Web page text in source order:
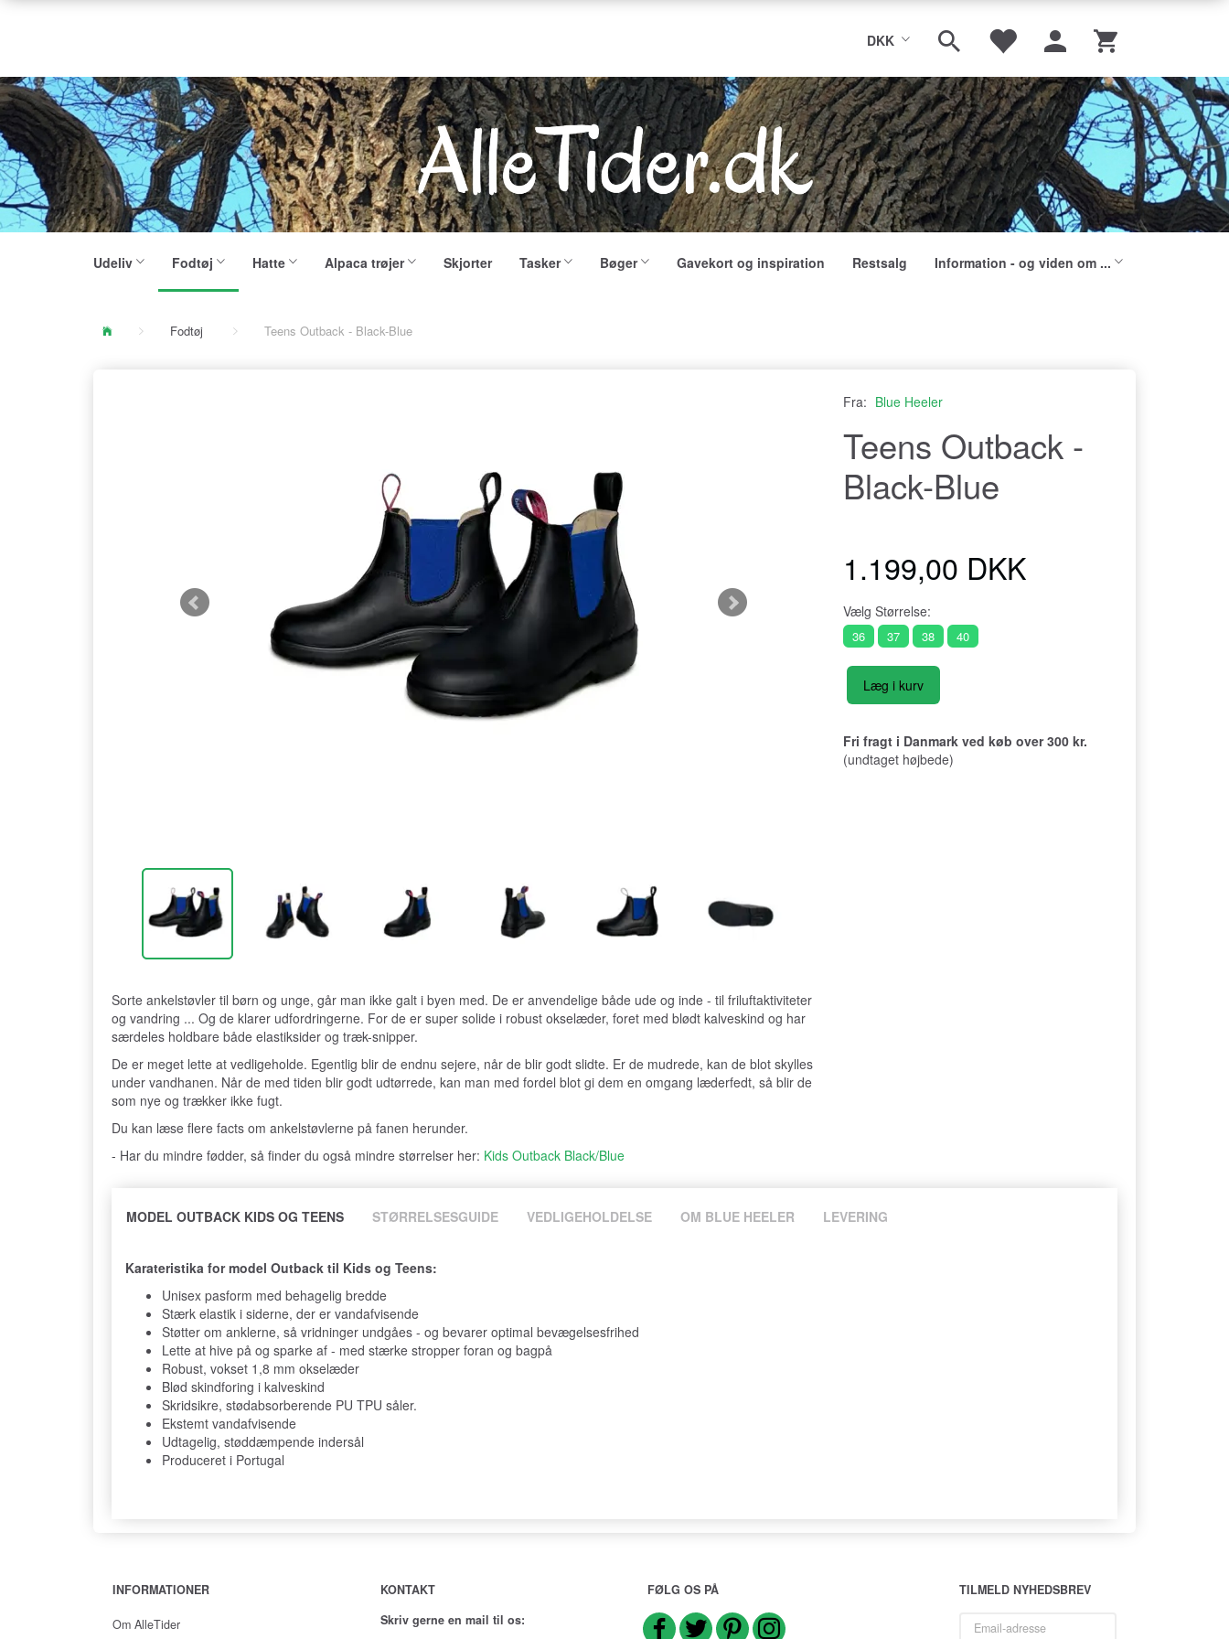
DKK
Udeliv Fodtøj Hatte Alpaca trøjer Skjorter Tasker Bøger Gavekort og inspiration Restsalg Information - og viden om ...
Fodtøj Teens Outback - Black-Blue
Sorte ankelstøvler til børn og unge, går man ikke galt i byen med. De er anvendelige både ude og inde - til friluftaktiviteter
og vandring ... Og de klarer udfordringerne. For de er super solide i robust okselæder, foret med blødt kalveskind og har
særdeles holdbare både elastiksider og træk-snipper.
De er meget lette at vedligeholde. Egentlig blir de endnu sejere, når de blir godt slidte. Er de mudrede, kan de blot skylles
under vandhanen. Når de med tiden blir godt udtørrede, kan man med fordel blot gi dem en omgang læderfedt, så blir de
som nye og trækker ikke fugt.
Du kan læse flere facts om ankelstøvlerne på fanen herunder.
- Har du mindre fødder, så finder du også mindre størrelser her: Kids Outback Black/Blue
Fra: Blue Heeler
Teens Outback -
Black-Blue
1.199,00 DKK
Vælg Størrelse:
36 37 38 40
Læg i kurv
Fri fragt i Danmark ved køb over 300 kr.
(undtaget højbede)
MODEL OUTBACK KIDS OG TEENS STØRRELSESGUIDE VEDLIGEHOLDELSE OM BLUE HEELER LEVERING
Karateristika for model Outback til Kids og Teens:
Unisex pasform med behagelig bredde
Stærk elastik i siderne, der er vandafvisende
Støtter om anklerne, så vridninger undgåes - og bevarer optimal bevægelsesfrihed
Lette at hive på og sparke af - med stærke stropper foran og bagpå
Robust, vokset 1,8 mm okselæder
Blød skindforing i kalveskind
Skridsikre, stødabsorberende PU TPU såler.
Ekstemt vandafvisende
Udtagelig, støddæmpende indersål
Produceret i Portugal
INFORMATIONER
Om AlleTider
KONTAKT
Skriv gerne en mail til os:
FØLG OS PÅ
TILMELD NYHEDSBREV
adresse